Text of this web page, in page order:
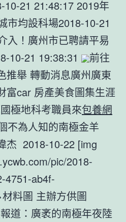
10-21 21:48:17 2019年
市均設科場2018-10-21
入！廣州市已聘請平易
10-21 19:38:31
前往
推舉 轉動消息廣州廣東
富car 房產美食圖集生涯
極地科考職員來包養網
不為人知的南極金羊
杰 2018-10-22 [img
pic/2018-
4751-ab4f-
料圖 主辦方供圖
道：廣袤的南極年夜陸